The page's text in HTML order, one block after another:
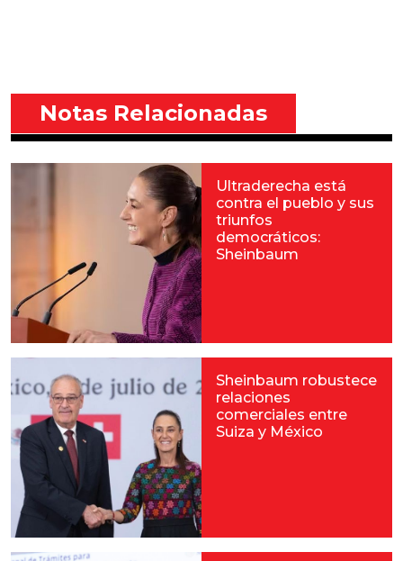
Notas Relacionadas
Ultraderecha está
contra el pueblo y sus
triunfos
democráticos:
Sheinbaum
Sheinbaum robustece
relaciones
comerciales entre
Suiza y México